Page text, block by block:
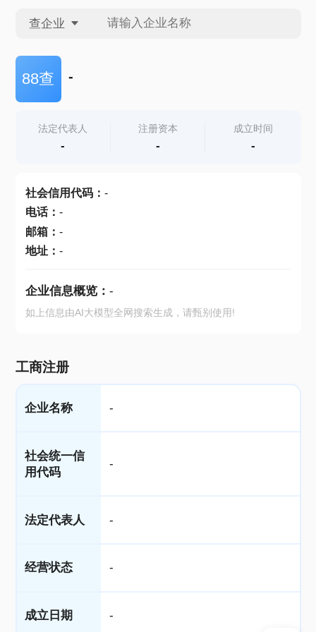
查企业
查企业
查产地
88查 -
法定代表人
-
注册资本
-
成立时间
-
社会信用代码： -
电话： -
邮箱： -
地址： -
企业信息概览： -
如上信息由AI大模型全网搜索生成，请甄别使用!
工商注册
企业名称 -
社会统一信
用代码
-
法定代表人 -
经营状态 -
成立日期 -